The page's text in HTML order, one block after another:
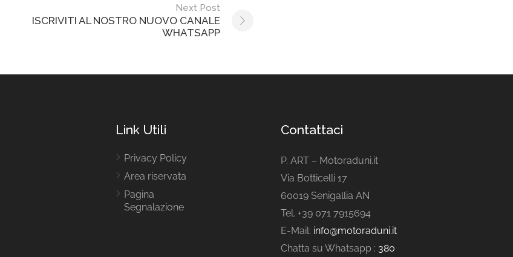
Next Post
ISCRIVITI AL NOSTRO NUOVO CANALE
WHATSAPP
Link Utili
Privacy Policy
Area riservata
Pagina
Segnalazione
Contattaci
P. ART – Motoraduni.it
Via Botticelli 17
60019 Senigallia AN
Tel. +39 071 7915694
E-Mail: info@motoraduni.it
Chatta su Whatsapp : 380